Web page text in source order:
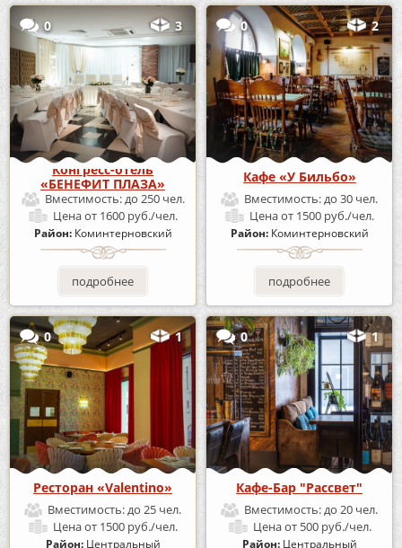
0 3
Конгресс-отель
«БЕНЕФИТ ПЛАЗА»
Вместимость:до 250 чел.
Ценаот 1600 руб./чел.
Район: Коминтерновский
подробнее
0 2
Кафе «У Бильбо»
Вместимость:до 30 чел.
Ценаот 1500 руб./чел.
Район: Коминтерновский
подробнее
0 1
Ресторан «Valentino»
Вместимость:до 25 чел.
Ценаот 1500 руб./чел.
Район: Центральный
0 1
Кафе-Бар "Рассвет"
Вместимость:до 20 чел.
Ценаот 500 руб./чел.
Район: Центральный